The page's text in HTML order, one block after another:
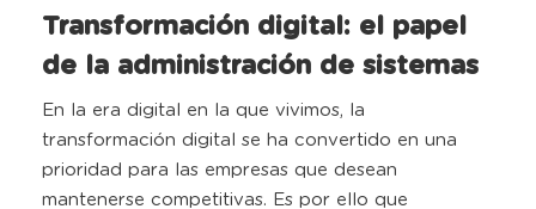
Transformación digital: el papel
de la administración de sistemas
En la era digital en la que vivimos, la
transformación digital se ha convertido en una
prioridad para las empresas que desean
mantenerse competitivas. Es por ello que